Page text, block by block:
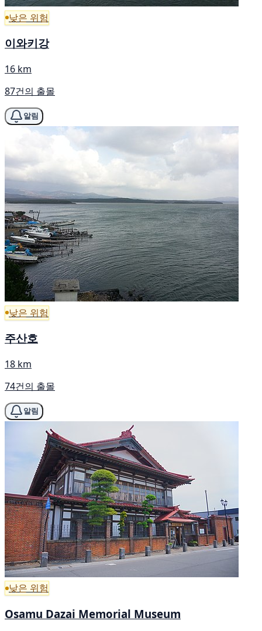
낮은 위험
이와키강
16 km
87건의 출몰
알림
낮은 위험
주산호
18 km
74건의 출몰
알림
낮은 위험
Osamu Dazai Memorial Museum